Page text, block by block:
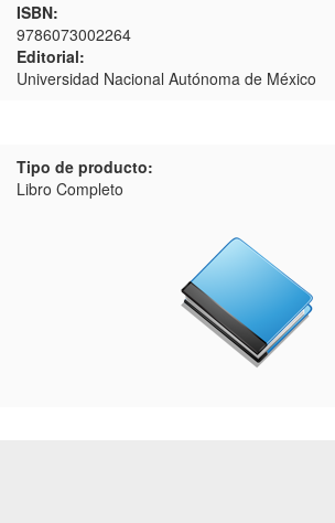
ISBN:
9786073002264
Editorial:
Universidad Nacional Autónoma de México
Tipo de producto:
Libro Completo